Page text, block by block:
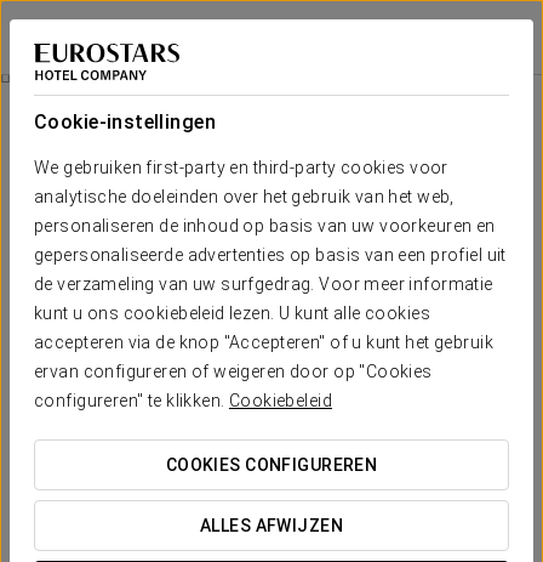
Cookie-instellingen
We gebruiken first-party en third-party cookies voor
analytische doeleinden over het gebruik van het web,
personaliseren de inhoud op basis van uw voorkeuren en
gepersonaliseerde advertenties op basis van een profiel uit
de verzameling van uw surfgedrag. Voor meer informatie
kunt u ons cookiebeleid lezen. U kunt alle cookies
accepteren via de knop "Accepteren" of u kunt het gebruik
ervan configureren of weigeren door op "Cookies
configureren" te klikken. Cookiebeleid
COOKIES CONFIGUREREN
ALLES AFWIJZEN
Eurostars Hacienda Vista Real
PLAYA DEL CARMEN
Xcaret
159 USD per persoon
Xcaret
Ontdek een natuurlijk heiligdom waar de geschiedenis van
Mexico samenkomt met zijn meest vreugdevolle tradities en
de levendige erfenis van de Maya-cultuur. Aan de Caribische
Zee verwelkomt deze unieke plek u met onvergetelijke